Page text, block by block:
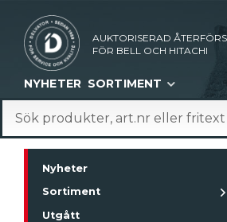
AUKTORISERAD
FÖR BELL OCH HITACHI
NYHETER SORTIMENT
Nyheter
Sortiment
Utgått